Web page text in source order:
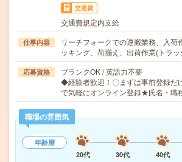
交通費
交通費規定内支給
仕事内容
リーチフォークでの運搬業務、入荷
ッキング、荷揃え、出荷作業(トラ
応募資格
ブランクOK / 英語力不要
◆経験者歓迎！〇まずは事前登録だ
で気軽にオンライン登録★氏名・職
職場の雰囲気
年齢層
20代
30代 40代